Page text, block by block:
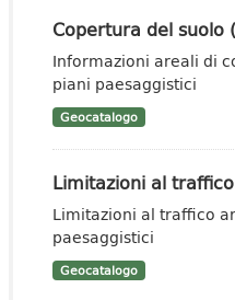
Copertura del suolo
Informazioni areali di
piani paesaggistici
Geocatalogo
Limitazioni al
Limitazioni al traffico
paesaggistici
Geocatalogo